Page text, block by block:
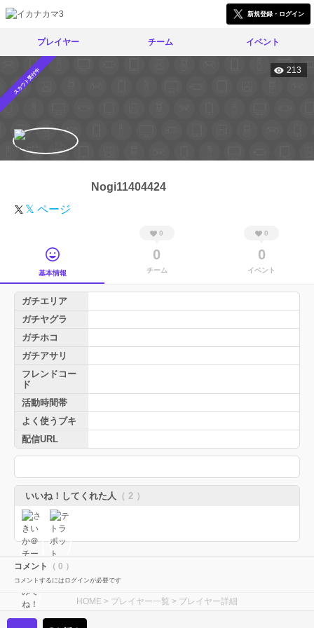
新規登録・ログイン
プレイヤー チーム イベント
スカウト受付中 213
Nogi11404424
𝕏 ページ
基本情報
0
0
チーム
0
0
イベント
ガチエリア
ガチヤグラ
ガチホコ
ガチアサリ
フレンドコー
ド
活動時間帯
よく使うブキ
配信URL
いいね！してくれた人 （ 2 ）
コメント （ 0 ）
コメントするにはログインが必要です
HOME > プレイヤー一覧 > プレイヤー詳細